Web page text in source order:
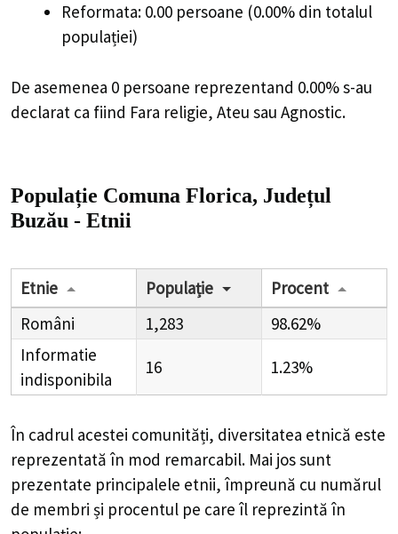
Reformata: 0.00 persoane (0.00% din totalul
populației)
De asemenea 0 persoane reprezentand 0.00% s-au
declarat ca fiind Fara religie, Ateu sau Agnostic.
Populație Comuna Florica, Județul
Buzău - Etnii
Etnie Populație
Procent
Români
1,283
98.62%
Informatie
indisponibila
16 1.23%
În cadrul acestei comunități, diversitatea etnică este
reprezentată în mod remarcabil. Mai jos sunt
prezentate principalele etnii, împreună cu numărul
de membri și procentul pe care îl reprezintă în